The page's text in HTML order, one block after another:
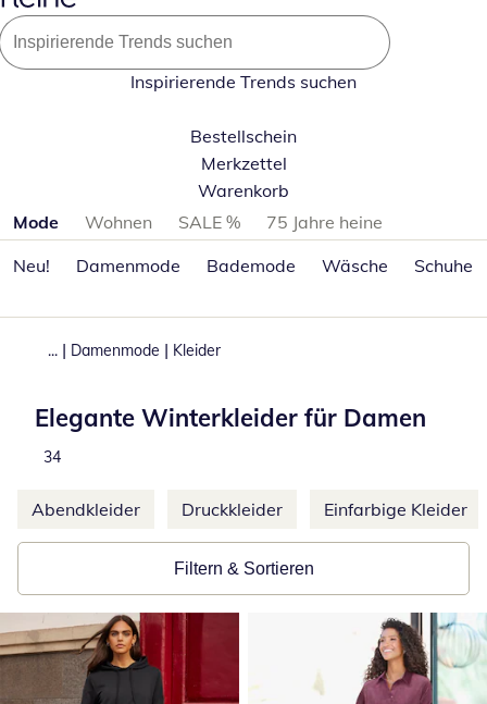
Inspirierende Trends suchen
Bestellschein
Merkzettel
Warenkorb
Produktkategorien überspringen
Mode Wohnen SALE %
75 Jahre heine
Neu!
Damenmode Bademode Wäsche Schuhe
... | Damenmode | Kleider
Elegante Winterkleider für Damen
Produkte
34
Weitere Kategorien überspringen
Abendkleider Druckkleider Einfarbige Kleider
Filtern & Sortieren